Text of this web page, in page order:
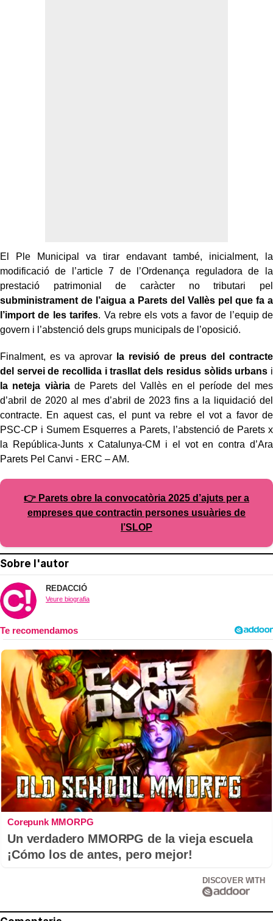
El Ple Municipal va tirar endavant també, inicialment, la
modificació de l’article 7 de l’Ordenança reguladora de la
prestació patrimonial de caràcter no tributari pel
subministrament de l’aigua a Parets del Vallès pel que fa a
l’import de les tarifes. Va rebre els vots a favor de l’equip de
govern i l’abstenció dels grups municipals de l’oposició.
Finalment, es va aprovar
la revisió de preus del contracte
del servei de recollida i trasllat dels residus sòlids urbans i
la neteja viàriade Parets del Vallès en el període del mes
d’abril de 2020 al mes d’abril de 2023 fins a la liquidació del
contracte. En aquest cas, el punt va rebre el vot a favor de
PSC-CP i Sumem Esquerres a Parets, l’abstenció de Parets x
la República-Junts x Catalunya-CM i el vot en contra d’Ara
Parets Pel Canvi - ERC – AM.
👉 Parets obre la convocatòria 2025 d’ajuts per a
empreses que contractin persones usuàries de
l’SLOP
Sobre l'autor
REDACCIÓ
Veure biografia
Corepunk MMORPG
Un verdadero MMORPG de la vieja escuela
¡Cómo los de antes, pero mejor!
DISCOVER WITH